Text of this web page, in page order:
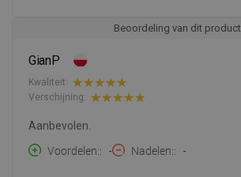
Beoordeling van dit product
GianP
Kwaliteit:
Verschijning:
Aanbevolen.
Voordelen:
- Nadelen: -